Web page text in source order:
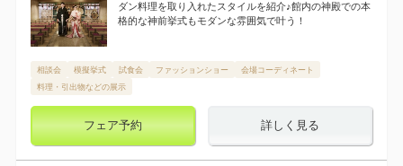
ダン料理を取り入れたスタイルを紹介♪館内の神殿での本
格的な神前挙式もモダンな雰囲気で叶う！
相談会 模擬挙式 試食会 ファッションショー
会場コーディネート
料理・引出物などの展示
フェア予約 詳しく見る